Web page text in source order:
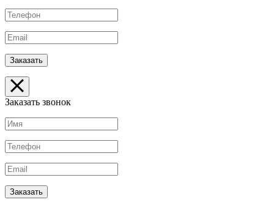
Заказать звонок